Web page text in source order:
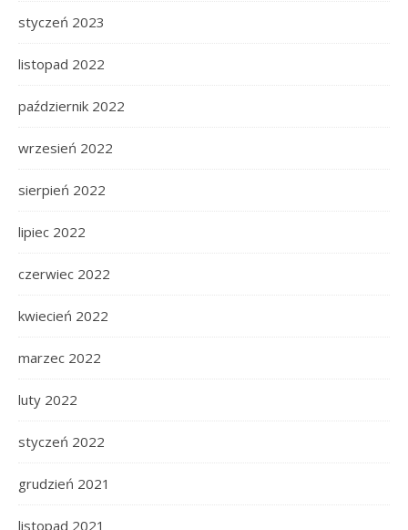
styczeń 2023
listopad 2022
październik 2022
wrzesień 2022
sierpień 2022
lipiec 2022
czerwiec 2022
kwiecień 2022
marzec 2022
luty 2022
styczeń 2022
grudzień 2021
listopad 2021